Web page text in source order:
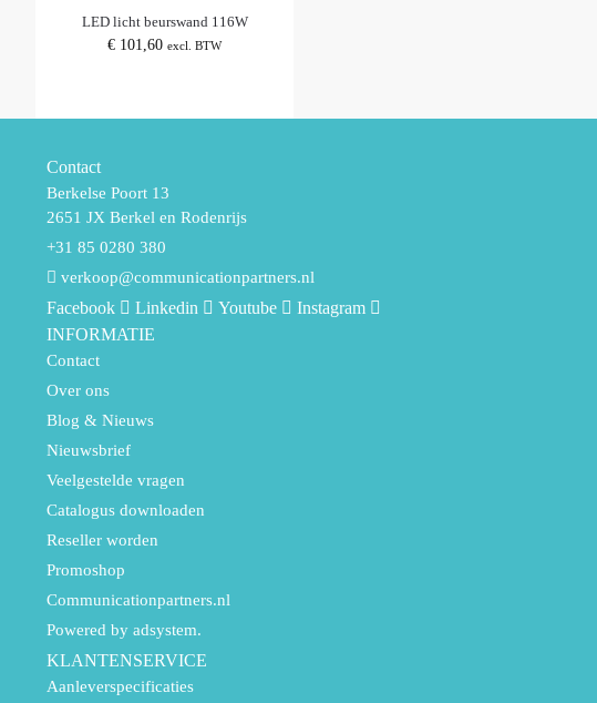
LED licht beurswand 116W
€ 101,60 excl. BTW
Contact
Berkelse Poort 13
2651 JX Berkel en Rodenrijs
+31 85 0280 380
verkoop@communicationpartners.nl
Facebook Linkedin Youtube
Instagram
INFORMATIE
Contact
Over ons
Blog & Nieuws
Nieuwsbrief
Veelgestelde vragen
Catalogus downloaden
Reseller worden
Promoshop
Communicationpartners.nl
Powered by adsystem.
KLANTENSERVICE
Aanleverspecificaties